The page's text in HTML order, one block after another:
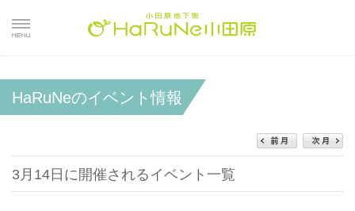
HaRuNeのイベント情報
3月14日に開催されるイベント一覧